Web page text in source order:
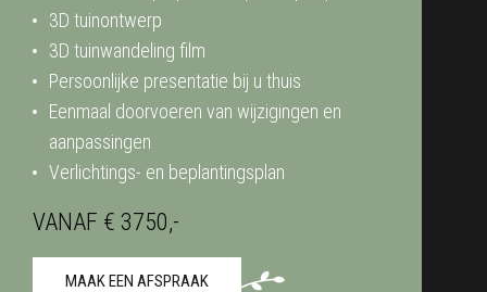
3D tuinontwerp
3D tuinwandeling film
Persoonlijke presentatie bij u thuis
Eenmaal doorvoeren van wijzigingen en
aanpassingen
Verlichtings- en beplantingsplan
VANAF € 3750,-
MAAK EEN AFSPRAAK